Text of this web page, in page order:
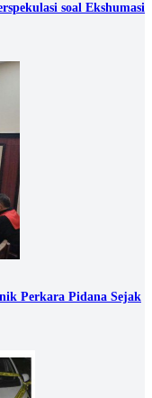
soal Ekshumasi
Perkara Pidana Sejak